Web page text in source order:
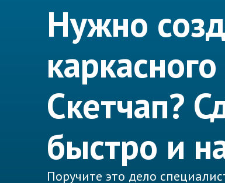
Нужно
Скетчап?
быстро и
Поручите это дело